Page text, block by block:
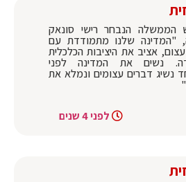
הממשלה הנבחר רישי סונאק
"המדינה שלנו מתמודדת עם
אציב את היציבות הכלכלית
נשים את המדינה לפני
נשיג דברים עצומים ונמלא את
לפני 4 שנים